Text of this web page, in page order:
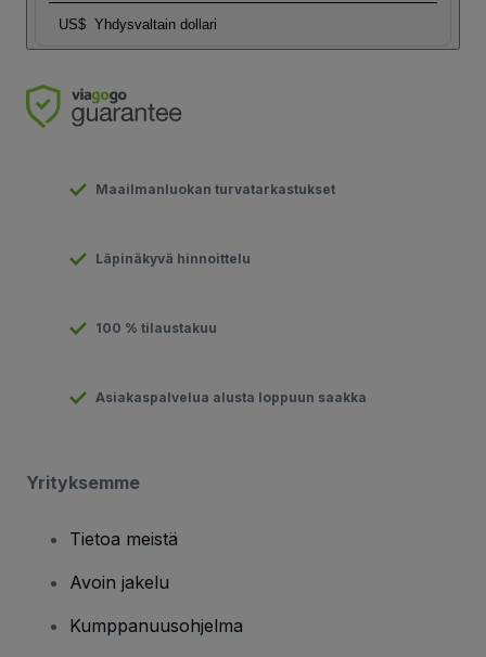
US$ Yhdysvaltain dollari
Maailmanluokan turvatarkastukset
Läpinäkyvä hinnoittelu
100 % tilaustakuu
Asiakaspalvelua alusta loppuun saakka
Yrityksemme
Tietoa meistä
Avoin jakelu
Kumppanuusohjelma